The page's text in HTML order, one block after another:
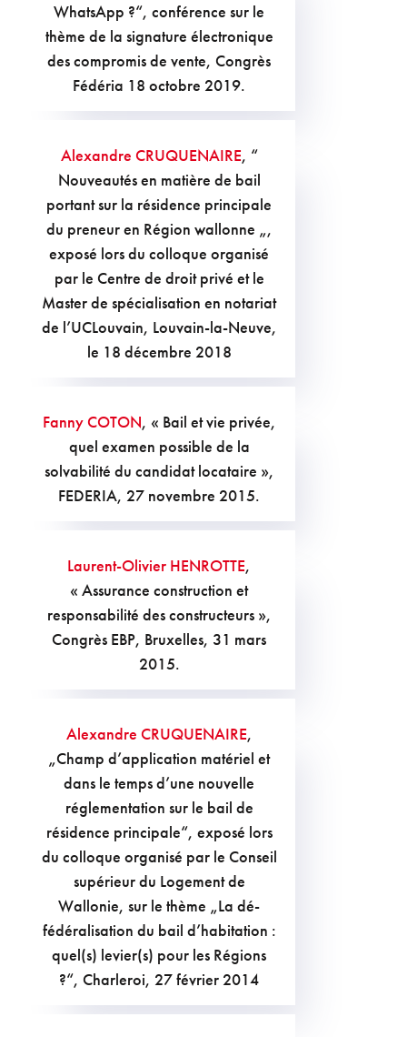
WhatsApp ?“, conférence sur le
thème de la signature électronique
des compromis de vente, Congrès
Fédéria 18 octobre 2019.
Alexandre CRUQUENAIRE, “
Nouveautés en matière de bail
portant sur la résidence principale
du preneur en Région wallonne „,
exposé lors du colloque organisé
par le Centre de droit privé et le
Master de spécialisation en notariat
de l’UCLouvain, Louvain-la-Neuve,
le 18 décembre 2018
Fanny COTON, « Bail et vie privée,
quel examen possible de la
solvabilité du candidat locataire »,
FEDERIA, 27 novembre 2015.
Laurent-Olivier HENROTTE,
« Assurance construction et
responsabilité des constructeurs »,
Congrès EBP, Bruxelles, 31 mars
2015.
Alexandre CRUQUENAIRE,
„Champ d’application matériel et
dans le temps d’une nouvelle
réglementation sur le bail de
résidence principale“, exposé lors
du colloque organisé par le Conseil
supérieur du Logement de
Wallonie, sur le thème „La dé-
fédéralisation du bail d’habitation :
quel(s) levier(s) pour les Régions
?“, Charleroi, 27 février 2014